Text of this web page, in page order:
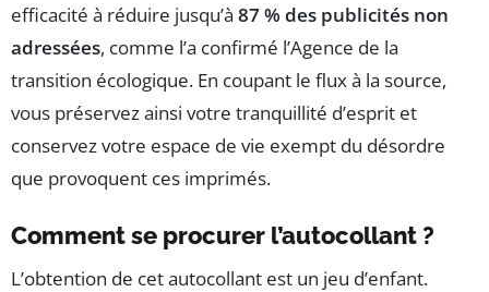
efficacité à réduire jusqu’à 87 % des publicités non
adressées, comme l’a confirmé l’Agence de la
transition écologique. En coupant le flux à la source,
vous préservez ainsi votre tranquillité d’esprit et
conservez votre espace de vie exempt du désordre
que provoquent ces imprimés.
Comment se procurer l’autocollant ?
L’obtention de cet autocollant est un jeu d’enfant.